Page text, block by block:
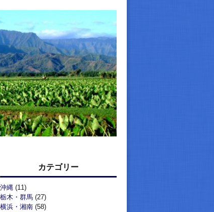
カテゴリー
沖縄 (11)
栃木・群馬 (27)
横浜・湘南 (58)